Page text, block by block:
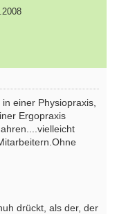
einer Physiopraxis,
Ergopraxis
drückt, als der, der